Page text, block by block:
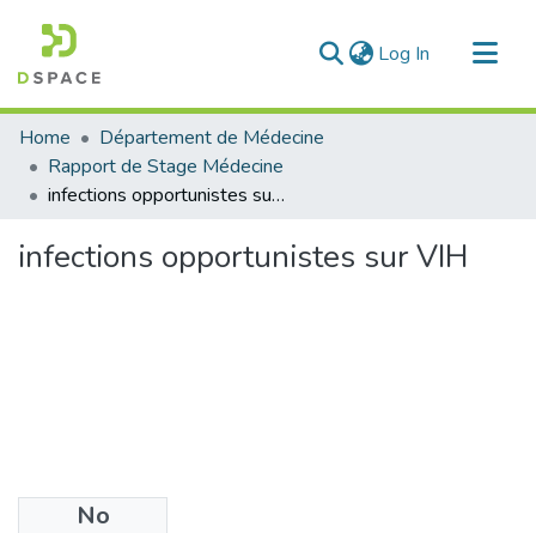
Log In (current)
Communities & Collections
All of DSpace
Statistics
Home
Département de Médecine
Rapport de Stage Médecine
infections opportunistes sur VIH
infections opportunistes sur VIH
No